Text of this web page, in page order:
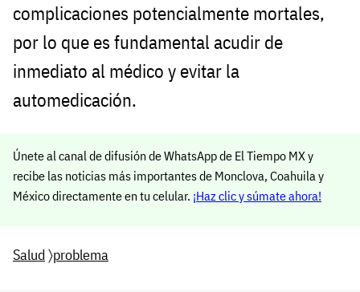
complicaciones potencialmente mortales,
por lo que es fundamental acudir de
inmediato al médico y evitar la
automedicación.
Únete al canal de difusión de WhatsApp de El Tiempo MX y
recibe las noticias más importantes de Monclova, Coahuila y
México directamente en tu celular. ¡Haz clic y súmate ahora!
Salud 〉problema